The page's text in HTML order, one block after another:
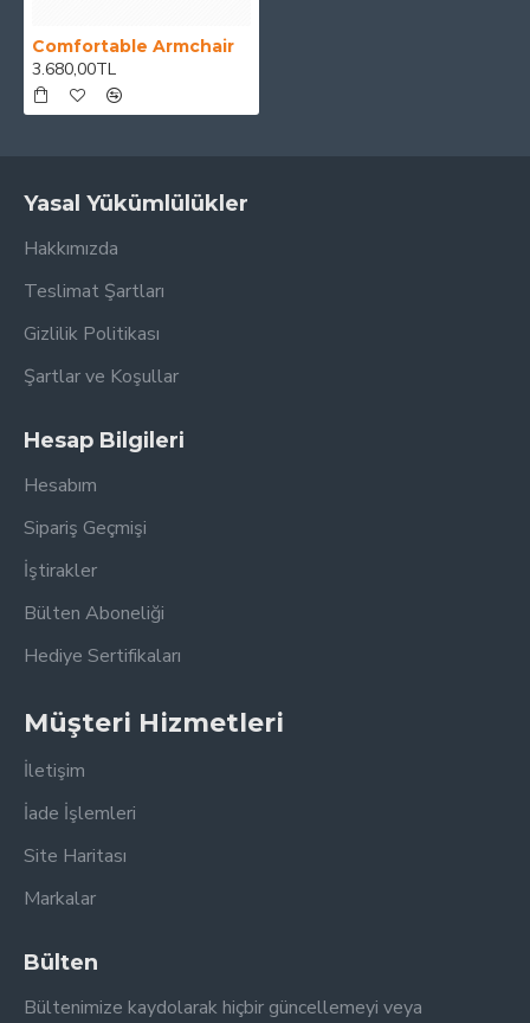
Comfortable Armchair
3.680,00TL
Yasal Yükümlülükler
Hakkımızda
Teslimat Şartları
Gizlilik Politikası
Şartlar ve Koşullar
Hesap Bilgileri
Hesabım
Sipariş Geçmişi
İştirakler
Bülten Aboneliği
Hediye Sertifikaları
Müşteri Hizmetleri
İletişim
İade İşlemleri
Site Haritası
Markalar
Bülten
Bültenimize kaydolarak hiçbir güncellemeyi veya